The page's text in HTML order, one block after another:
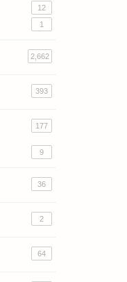
12
1
2,662
393
177
9
36
2
64